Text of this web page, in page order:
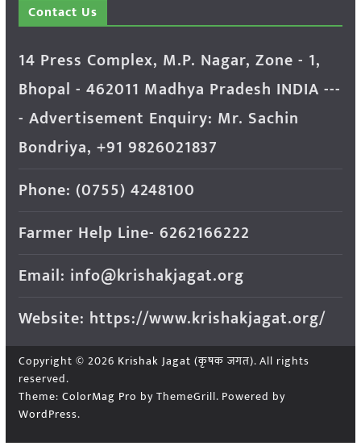
Contact Us
14 Press Complex, M.P. Nagar, Zone - 1,
Bhopal - 462011 Madhya Pradesh INDIA ---
- Advertisement Enquiry: Mr. Sachin
Bondriya, +91 9826021837
Phone: (0755) 4248100
Farmer Help Line- 6262166222
Email: info@krishakjagat.org
Website: https://www.krishakjagat.org/
Copyright © 2026 Krishak Jagat (कृषक जगत). All rights
reserved.
Theme: ColorMag Pro by ThemeGrill. Powered by
WordPress.